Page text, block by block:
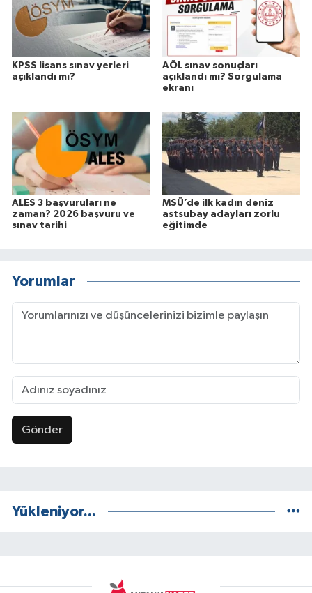
KPSS lisans sınav yerleri
açıklandı mı?
AÖL sınav sonuçları
açıklandı mı? Sorgulama
ekranı
ALES 3 başvuruları ne
zaman? 2026 başvuru ve
sınav tarihi
MSÜ’de ilk kadın deniz
astsubay adayları zorlu
eğitimde
Yorumlar
Gönder
Yükleniyor...